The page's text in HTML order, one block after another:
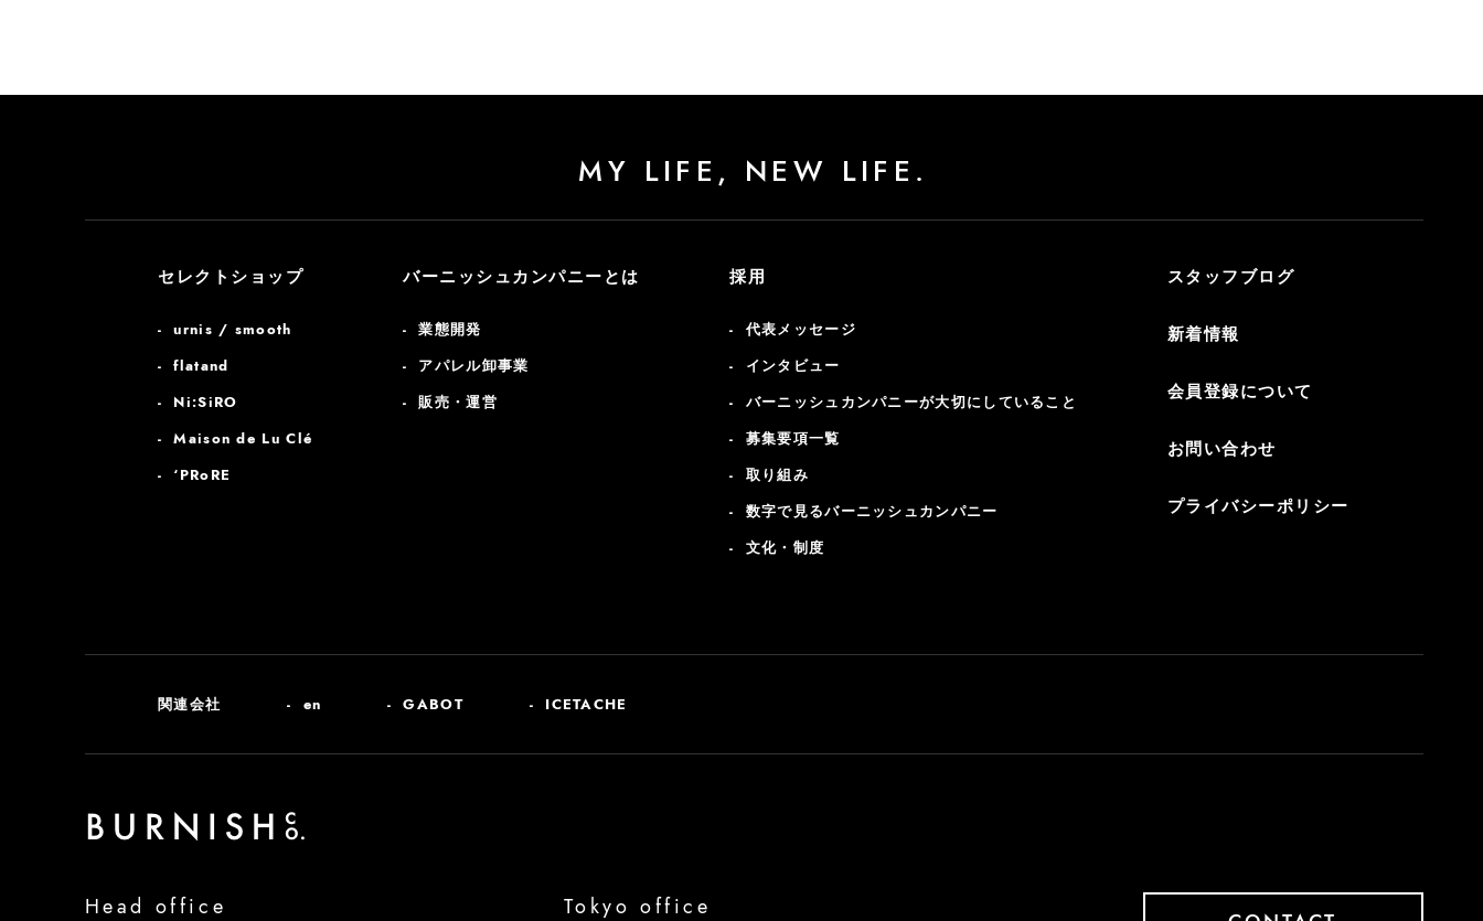
MY LIFE, NEW LIFE.
セレクトショップ
urnis / smooth
flatand
Ni:SiRO
Maison de Lu Clé
‘PRoRE
バーニッシュカンパニーとは
業態開発
アパレル卸事業
販売・運営
採用
代表メッセージ
インタビュー
バーニッシュカンパニーが大切にしていること
募集要項一覧
取り組み
数字で見るバーニッシュカンパニー
文化・制度
スタッフブログ
新着情報
会員登録について
お問い合わせ
プライバシーポリシー
関連会社 en GABOT ICETACHE
Head office Tokyo office